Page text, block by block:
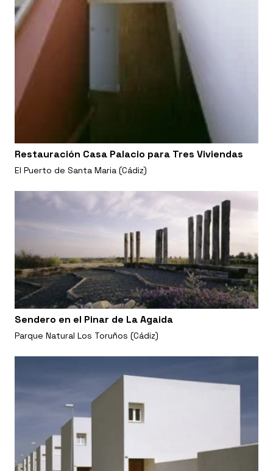
Restauración Casa Palacio para Tres Viviendas
El Puerto de Santa Maria (Cádiz)
Sendero en el Pinar de La Agaida
Parque Natural Los Toruños (Cádiz)